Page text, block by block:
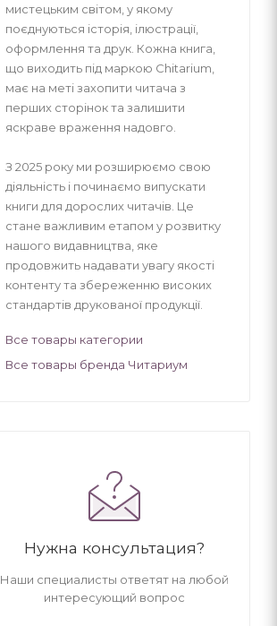
мистецьким світом, у якому
поєднуються історія, ілюстрації,
оформлення та друк. Кожна книга,
що виходить під маркою Chitarium,
має на меті захопити читача з
перших сторінок та залишити
яскраве враження надовго.
З 2025 року ми розширюємо свою
діяльність і починаємо випускати
книги для дорослих читачів. Це
стане важливим етапом у розвитку
нашого видавництва, яке
продовжить надавати увагу якості
контенту та збереженню високих
стандартів друкованої продукції.
Все товары категории
Все товары бренда Читариум
Нужна консультация?
Наши специалисты ответят на любой
интересующий вопрос